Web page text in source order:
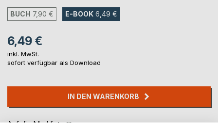
BUCH 7,90 € E-BOOK 6,49 €
6,49 €
inkl. MwSt.
sofort verfügbar als Download
IN DEN WARENKORB
Auf die Merkliste